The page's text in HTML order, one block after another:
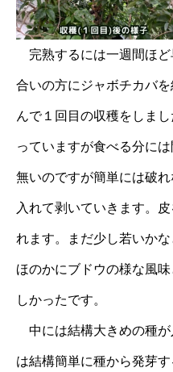
完熟するには一週間ほど
合いの方にジャボチカバ
んで１回目の収穫をしま
っていますが食べる分に
無いのですが簡単には破
入れて剥いていきます。
れます。まだ少し若いか
ほのかにブドウの様な風
しかったです。
中には結構大きめの種が
は結構簡単に種から発芽